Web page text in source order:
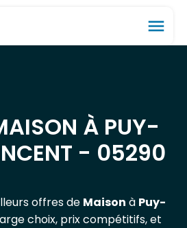
menu
À PUY-
- 05290
offres de Maison à Puy-
choix, prix compétitifs, et